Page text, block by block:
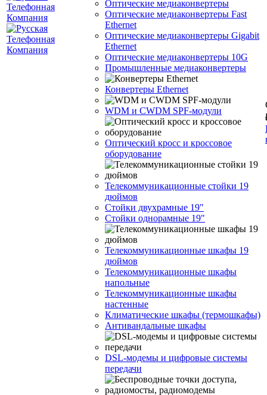
Оптические медиаконвертеры
Оптические медиаконвертеры Fast
Ethernet
Оптические медиаконвертеры Gigabit
Ethernet
Оптические медиаконвертеры 10G
Промышленные медиаконвертеры
Конвертеры Ethernet
WDM и CWDM SPF-модули
Оптический кросс и кроссовое
оборудование
Телекоммуникационные стойки 19
дюймов
Стойки двухрамные 19"
Стойки однорамные 19"
Телекоммуникационные шкафы 19
дюймов
Телекоммуникационные шкафы
напольные
Телекоммуникационные шкафы
настенные
Климатические шкафы (термошкафы)
Антивандальные шкафы
DSL-модемы и цифровые системы
передачи